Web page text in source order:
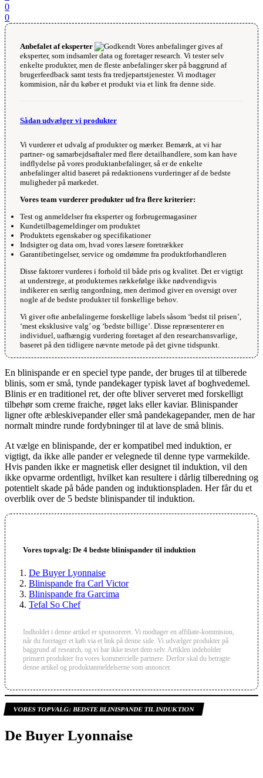
0
0
Anbefalet af eksperter
Vores anbefalinger gives af
eksperter, som indsamler data og foretager research. Vi tester selv
enkelte produkter, men de fleste anbefalinger sker på baggrund af
brugerfeedback samt tests fra tredjepartstjenester. Vi modtager
kommision, når du køber et produkt via et link fra denne side.
Sådan udvælger vi produkter
Vi vurderer et udvalg af produkter og mærker. Bemærk, at vi har
partner- og samarbejdsaftaler med flere detailhandlere, som kan have
indflydelse på vores produktanbefalinger, så er de enkelte
anbefalinger altid baseret på redaktionens vurderinger af de bedste
muligheder på markedet.
Vores team vurderer produkter ud fra flere kriterier:
Test og anmeldelser fra eksperter og forbrugermagasiner
Kundetilbagemeldinger om produktet
Produktets egenskaber og specifikationer
Indsigter og data om, hvad vores læsere foretrækker
Garantibetingelser, service og omdømme fra produktforhandleren
Disse faktorer vurderes i forhold til både pris og kvalitet. Det er vigtigt
at understrege, at produkternes rækkefølge ikke nødvendigvis
indikerer en særlig rangordning, men derimod giver en oversigt over
nogle af de bedste produkter til forskellige behov.
Vi giver ofte anbefalingerne forskellige labels såsom ‘bedst til prisen’,
‘mest eksklusive valg’ og ‘bedste billige’. Disse repræsenterer en
individuel, uafhængig vurdering foretaget af den researchansvarlige,
baseret på den tidligere nævnte metode på det givne tidspunkt.
En blinispande er en speciel type pande, der bruges til at tilberede
blinis, som er små, tynde pandekager typisk lavet af boghvedemel.
Blinis er en traditionel ret, der ofte bliver serveret med forskelligt
tilbehør som creme fraiche, røget laks eller kaviar. Blinispander
ligner ofte æbleskivepander eller små pandekagepander, men de har
normalt mindre runde fordybninger til at lave de små blinis.
At vælge en blinispande, der er kompatibel med induktion, er
vigtigt, da ikke alle pander er velegnede til denne type varmekilde.
Hvis panden ikke er magnetisk eller designet til induktion, vil den
ikke opvarme ordentligt, hvilket kan resultere i dårlig tilberedning og
potentielt skade på både panden og induktionspladen. Her får du et
overblik over de 5 bedste blinispander til induktion.
Vores topvalg: De 4 bedste blinispander til induktion
De Buyer Lyonnaise
Blinispande fra Carl Victor
Blinispande fra Garcima
Tefal So Chef
VORES TOPVALG:BEDSTE BLINISPANDE TIL INDUKTION
De Buyer Lyonnaise